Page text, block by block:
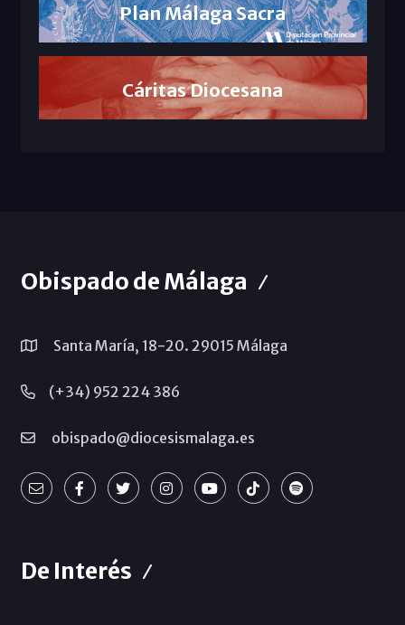
Plan Málaga Sacra
Cáritas Diocesana
Obispado de Málaga
Santa María, 18-20. 29015 Málaga
(+34) 952 224 386
obispado@diocesismalaga.es
De Interés